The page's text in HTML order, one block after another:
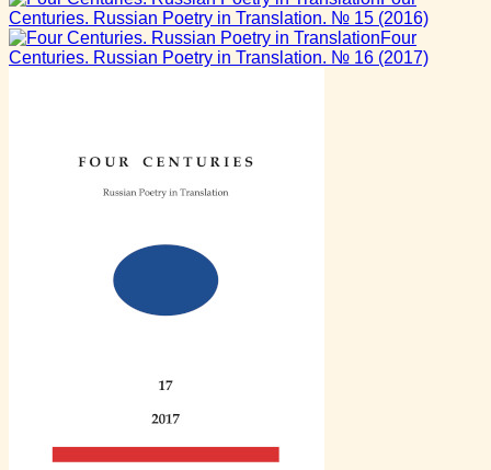
Centuries. Russian Poetry in Translation. № 15 (2016)
Four
Centuries. Russian Poetry in Translation. № 16 (2017)